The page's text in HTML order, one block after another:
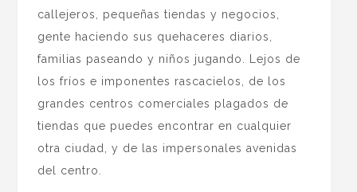
callejeros, pequeñas tiendas y negocios,
gente haciendo sus quehaceres diarios,
familias paseando y niños jugando. Lejos de
los fríos e imponentes rascacielos, de los
grandes centros comerciales plagados de
tiendas que puedes encontrar en cualquier
otra ciudad, y de las impersonales avenidas
del centro.